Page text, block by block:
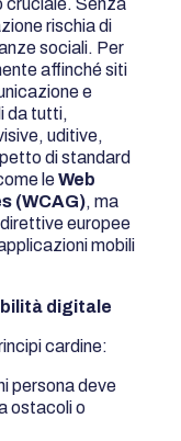
rischia di
sociali. Per
affinché siti
e
da tutti,
uditive,
di standard
leWeb
(WCAG), ma
europee
mobili
digitale
cardine:
persona deve
ostacoli o